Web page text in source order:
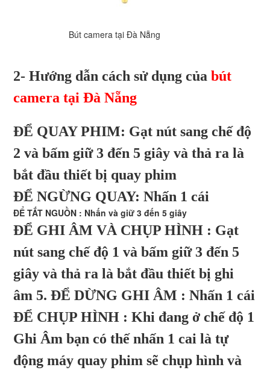
Bút camera tại Đà Nẵng
2- Hướng dẫn cách sử dụng củabút
camera tại Đà Nẵng
ĐỂ QUAY PHIM: Gạt nút sangchế độ
2 và bấm giữ 3 đến 5 giây và thả ra là
bắt đầu thiết bị quay phim
ĐỂ NGỪNG QUAY: Nhấn 1 cái
ĐỂ TẮT NGUỒN : Nhấn và giữ 3 đến 5 giây
ĐỂ GHI ÂM VÀ CHỤP HÌNH : Gạt
nút sang chế độ 1 và bấm giữ 3 đến 5
giây và thả ra là bắt đầu thiết bị ghi
âm 5. ĐỂ DỪNG GHI ÂM : Nhấn 1 cái
ĐỂ CHỤP HÌNH : Khi đang ở chế độ 1
Ghi Âm bạn có thế nhấn 1 cai là tự
động máy quay phim sẽ chụp hình và